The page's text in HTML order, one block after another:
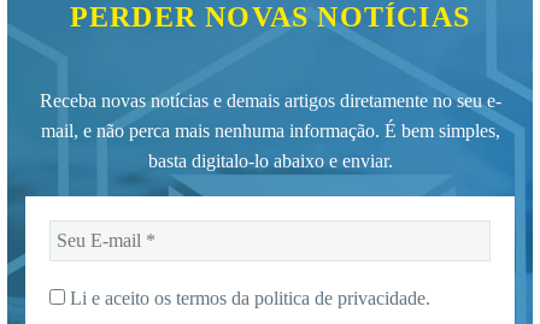
PERDER NOVAS NOTÍCIAS
Receba novas notícias e demais artigos diretamente no seu e-
mail, e não perca mais nenhuma informação. É bem simples,
basta digitalo-lo abaixo e enviar.
Seu
E-
mail
*
Li e aceito os termos da politica de privacidade.